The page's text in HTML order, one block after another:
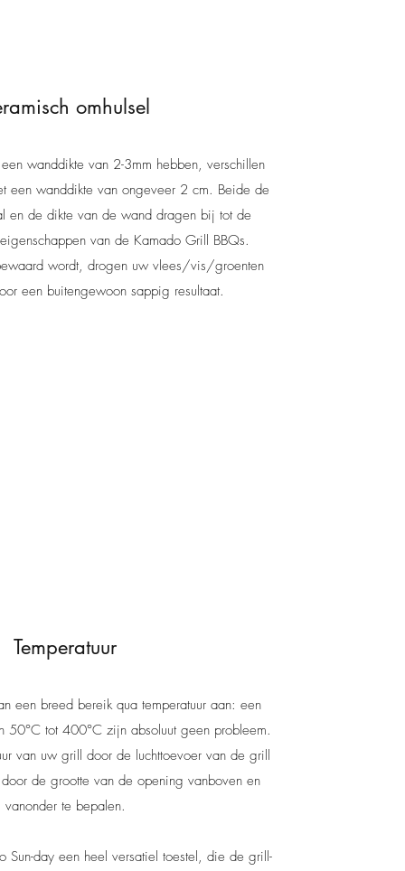
omhulsel
wanddikte van 2-3mm hebben, verschillen
een wanddikte van ongeveer 2 cm. Beide de
en de dikte van de wand dragen bij tot de
van de Kamado Grill BBQs.
wordt, drogen uw vlees/vis/groenten
een buitengewoon sappig resultaat.
Temperatuur
een breed bereik qua temperatuur aan: een
50°C tot 400°C zijn absoluut geen probleem.
van uw grill door de luchttoevoer van de grill
de grootte van de opening vanboven en
vanonder te bepalen.
Sun-day een heel versatiel toestel, die de grill-